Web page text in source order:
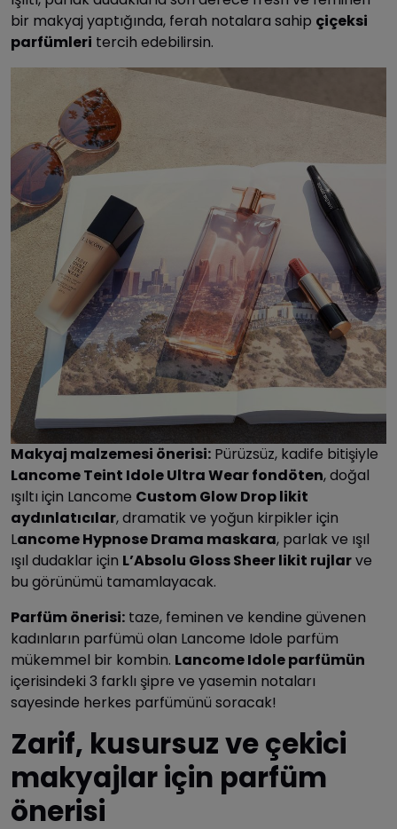
bir makyaj yaptığında, ferah notalara sahip çiçeksi
parfümleri tercih edebilirsin.
Makyaj malzemesi önerisi: Pürüzsüz, kadife bitişiyle
Lancome Teint Idole Ultra Wear fondöten, doğal
ışıltı için Lancome Custom Glow Drop likit
aydınlatıcılar, dramatik ve yoğun kirpikler için
Lancome Hypnose Drama maskara, parlak ve ışıl
ışıl dudaklar için L’Absolu Gloss Sheer likit rujlarve
bu görünümü tamamlayacak.
Parfüm önerisi: taze, feminen ve kendine güvenen
kadınların parfümü olan Lancome Idole parfüm
mükemmel bir kombin. Lancome Idole parfümün
içerisindeki 3 farklı şipre ve yasemin notaları
sayesinde herkes parfümünü soracak!
Zarif, kusursuz ve çekici
makyajlar için parfüm
önerisi